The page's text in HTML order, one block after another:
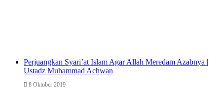
Perjuangkan Syari’at Islam Agar Allah Meredam Azabnya |
Ustadz Muhammad Achwan
8 Oktober 2019